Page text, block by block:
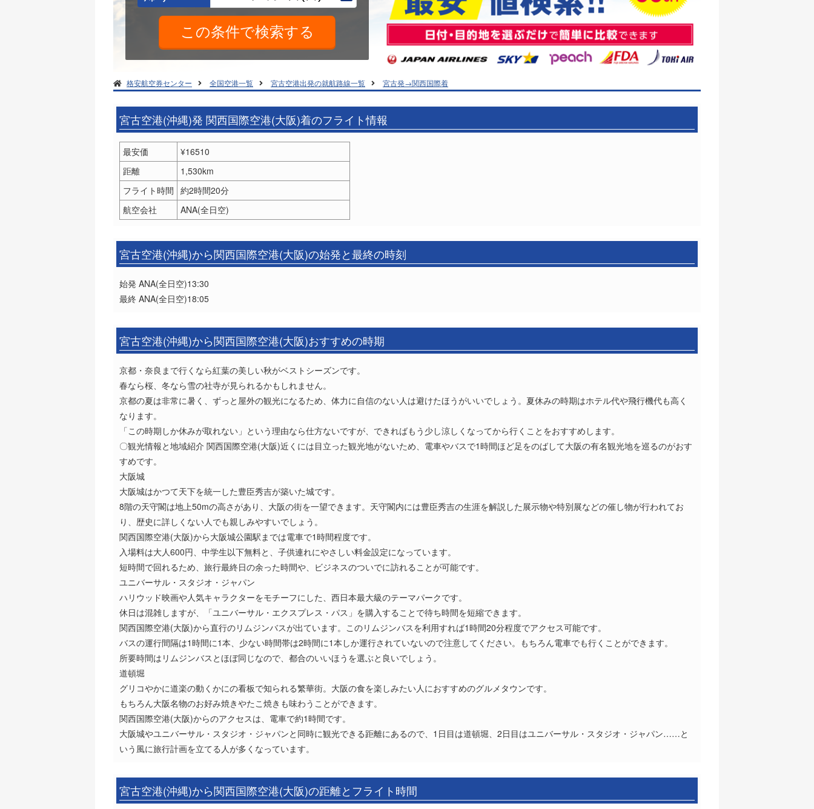
格安航空券センター 全国空港一覧 宮古空港出発の就航路線一覧 宮古発→関西国際着
宮古空港(沖縄)発 関西国際空港(大阪)着のフライト情報
最安価
¥16510
距離
1,530km
フライト時間 約2時間20分
航空会社
ANA(全日空)
宮古空港(沖縄)から関西国際空港(大阪)の始発と最終の時刻
始発 ANA(全日空)13:30
最終 ANA(全日空)18:05
宮古空港(沖縄)から関西国際空港(大阪)おすすめの時期
京都・奈良まで行くなら紅葉の美しい秋がベストシーズンです。
春なら桜、冬なら雪の社寺が見られるかもしれません。
京都の夏は非常に暑く、ずっと屋外の観光になるため、体力に自信のない人は避けたほうがいいでしょう。夏休みの時期はホテル代や飛行機代も高く
なります。
「この時期しか休みが取れない」という理由なら仕方ないですが、できればもう少し涼しくなってから行くことをおすすめします。
〇観光情報と地域紹介 関西国際空港(大阪)近くには目立った観光地がないため、電車やバスで1時間ほど足をのばして大阪の有名観光地を巡るのがおす
すめです。
大阪城
大阪城はかつて天下を統一した豊臣秀吉が築いた城です。
8階の天守閣は地上50mの高さがあり、大阪の街を一望できます。天守閣内には豊臣秀吉の生涯を解説した展示物や特別展などの催し物が行われてお
り、歴史に詳しくない人でも親しみやすいでしょう。
関西国際空港(大阪)から大阪城公園駅までは電車で1時間程度です。
入場料は大人600円、中学生以下無料と、子供連れにやさしい料金設定になっています。
短時間で回れるため、旅行最終日の余った時間や、ビジネスのついでに訪れることが可能です。
ユニバーサル・スタジオ・ジャパン
ハリウッド映画や人気キャラクターをモチーフにした、西日本最大級のテーマパークです。
休日は混雑しますが、「ユニバーサル・エクスプレス・パス」を購入することで待ち時間を短縮できます。
関西国際空港(大阪)から直行のリムジンバスが出ています。このリムジンバスを利用すれば1時間20分程度でアクセス可能です。
バスの運行間隔は1時間に1本、少ない時間帯は2時間に1本しか運行されていないので注意してください。もちろん電車でも行くことができます。
所要時間はリムジンバスとほぼ同じなので、都合のいいほうを選ぶと良いでしょう。
道頓堀
グリコやかに道楽の動くかにの看板で知られる繁華街。大阪の食を楽しみたい人におすすめのグルメタウンです。
もちろん大阪名物のお好み焼きやたこ焼きも味わうことができます。
関西国際空港(大阪)からのアクセスは、電車で約1時間です。
大阪城やユニバーサル・スタジオ・ジャパンと同時に観光できる距離にあるので、1日目は道頓堀、2日目はユニバーサル・スタジオ・ジャパン……と
いう風に旅行計画を立てる人が多くなっています。
宮古空港(沖縄)から関西国際空港(大阪)の距離とフライト時間